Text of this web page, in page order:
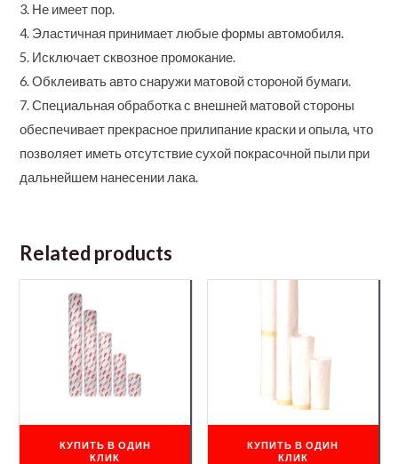
3. Не имеет пор.
4. Эластичная принимает любые формы автомобиля.
5. Исключает сквозное промокание.
6. Обклеивать авто снаружи матовой стороной бумаги.
7. Специальная обработка с внешней матовой стороны
обеспечивает прекрасное прилипание краски и опыла, что
позволяет иметь отсутствие сухой покрасочной пыли при
дальнейшем нанесении лака.
Related products
КУПИТЬ В ОДИН
КЛИК
КУПИТЬ В ОДИН
КЛИК